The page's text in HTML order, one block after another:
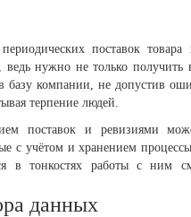
поставок
ведь нужно не только
компании, не допустив
терпение людей.
поставок и ревизиями
с учётом и хранением
в тонкостях работы с ним
данных